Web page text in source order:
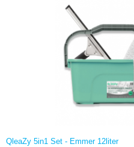
QleaZy 5in1 Set - Emmer 12liter